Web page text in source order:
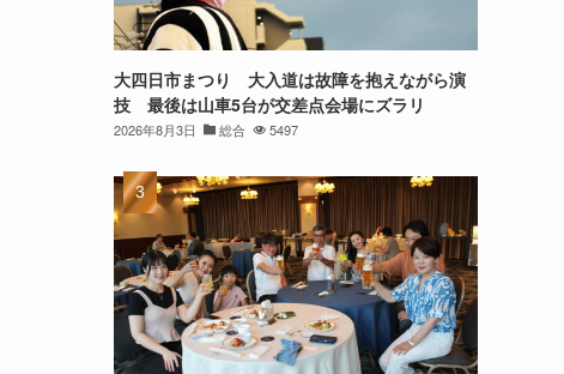
大四日市まつり 大入道は故障を抱えながら演
技 最後は山車5台が交差点会場にズラリ
2026年8月3日 総合 5497